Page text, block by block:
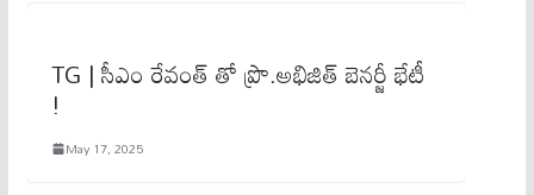
TG | సీఎం రేవంత్ తో ప్రొ.అభిజిత్ బెనర్జీ భేటీ
!
May 17, 2025